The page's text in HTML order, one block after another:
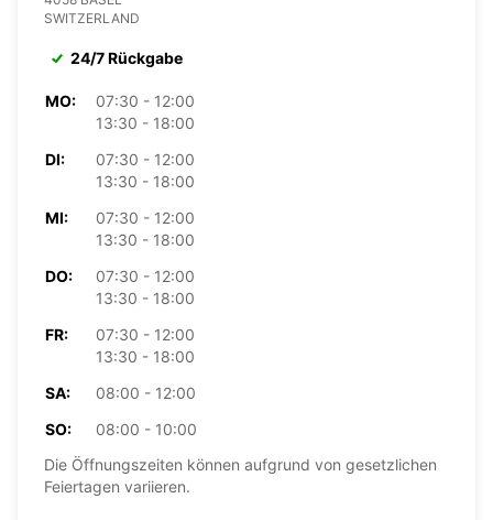
SWITZERLAND
24/7 Rückgabe
MO:
07:30 - 12:00
13:30 - 18:00
DI:
07:30 - 12:00
13:30 - 18:00
MI:
07:30 - 12:00
13:30 - 18:00
DO:
07:30 - 12:00
13:30 - 18:00
FR:
07:30 - 12:00
13:30 - 18:00
SA:
08:00 - 12:00
SO:
08:00 - 10:00
Die Öffnungszeiten können aufgrund von gesetzlichen
Feiertagen variieren.